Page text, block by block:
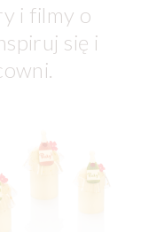
i filmy o
się i